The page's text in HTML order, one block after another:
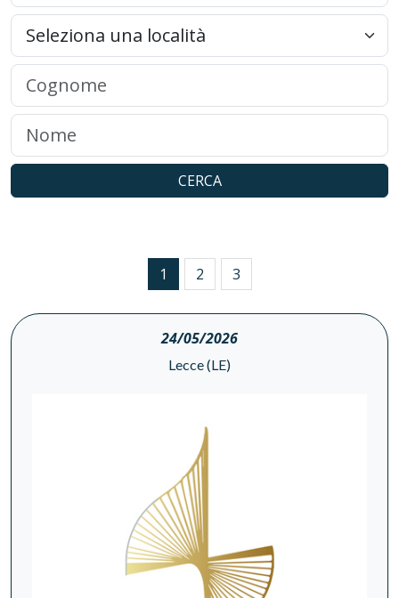
CERCA
1 2 3
24/05/2026
Lecce (LE)